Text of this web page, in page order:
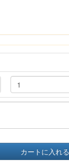
カートに入れる